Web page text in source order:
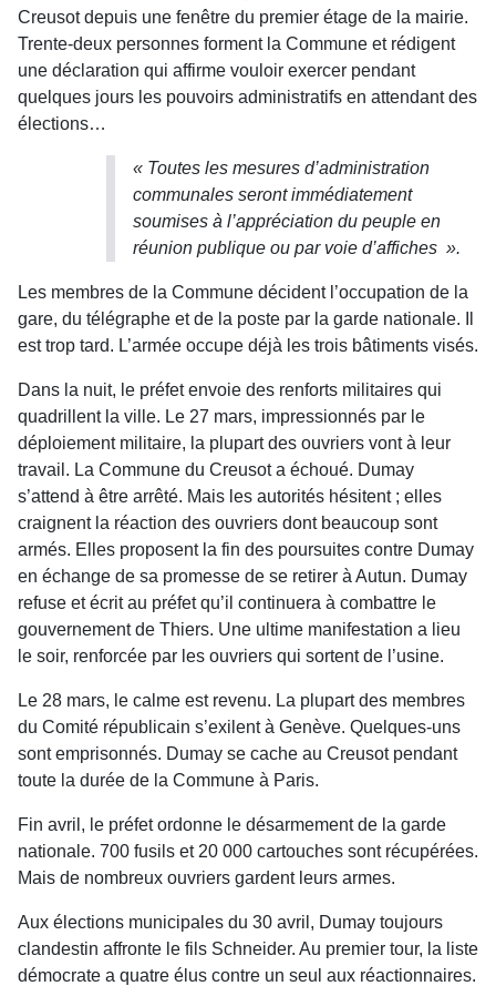
Creusot depuis une fenêtre du premier étage de la mairie.
Trente-deux personnes forment la Commune et rédigent
une déclaration qui affirme vouloir exercer pendant
quelques jours les pouvoirs administratifs en attendant des
élections…
« Toutes les mesures d’administration
communales seront immédiatement
soumises à l’appréciation du peuple en
réunion publique ou par voie d’affiches ».
Les membres de la Commune décident l’occupation de la
gare, du télégraphe et de la poste par la garde nationale. Il
est trop tard. L’armée occupe déjà les trois bâtiments visés.
Dans la nuit, le préfet envoie des renforts militaires qui
quadrillent la ville. Le 27 mars, impressionnés par le
déploiement militaire, la plupart des ouvriers vont à leur
travail. La Commune du Creusot a échoué. Dumay
s’attend à être arrêté. Mais les autorités hésitent ; elles
craignent la réaction des ouvriers dont beaucoup sont
armés. Elles proposent la fin des poursuites contre Dumay
en échange de sa promesse de se retirer à Autun. Dumay
refuse et écrit au préfet qu’il continuera à combattre le
gouvernement de Thiers. Une ultime manifestation a lieu
le soir, renforcée par les ouvriers qui sortent de l’usine.
Le 28 mars, le calme est revenu. La plupart des membres
du Comité républicain s’exilent à Genève. Quelques-uns
sont emprisonnés. Dumay se cache au Creusot pendant
toute la durée de la Commune à Paris.
Fin avril, le préfet ordonne le désarmement de la garde
nationale. 700 fusils et 20 000 cartouches sont récupérées.
Mais de nombreux ouvriers gardent leurs armes.
Aux élections municipales du 30 avril, Dumay toujours
clandestin affronte le fils Schneider. Au premier tour, la liste
démocrate a quatre élus contre un seul aux réactionnaires.